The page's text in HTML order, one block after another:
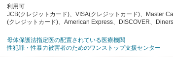
利用可
JCB(クレジットカード)、VISA(クレジットカード)、Master
(クレジットカード)、American Express、DISCOVER、
母体保護法指定医の配置されている医療機関
性犯罪・性暴力被害者のためのワンストップ支援センター